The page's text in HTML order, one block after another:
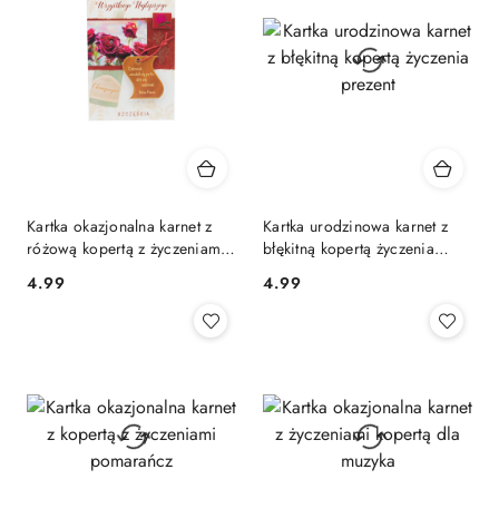
Kartka okazjonalna karnet z
różową kopertą z życzeniami
Cena:
4.99
Kartka urodzinowa karnet z
błękitną kopertą życzenia
Cena:
4.99